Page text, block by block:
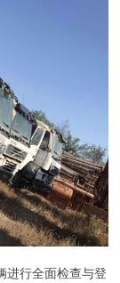
进行全面检查与登